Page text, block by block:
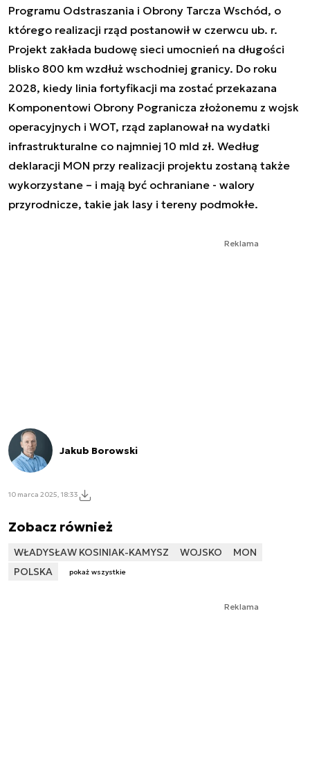
Programu Odstraszania i Obrony Tarcza Wschód, o
którego realizacji rząd postanowił w czerwcu ub. r.
Projekt zakłada budowę sieci umocnień na długości
blisko 800 km wzdłuż wschodniej granicy. Do roku
2028, kiedy linia fortyfikacji ma zostać przekazana
Komponentowi Obrony Pogranicza złożonemu z wojsk
operacyjnych i WOT, rząd zaplanował na wydatki
infrastrukturalne co najmniej 10 mld zł. Według
deklaracji MON przy realizacji projektu zostaną także
wykorzystane – i mają być ochraniane - walory
przyrodnicze, takie jak lasy i tereny podmokłe.
Reklama
Jakub Borowski
10 marca 2025, 18:33
Zobacz również
WŁADYSŁAW KOSINIAK-KAMYSZ WOJSKO
MON
POLSKA
pokaż wszystkie
Reklama